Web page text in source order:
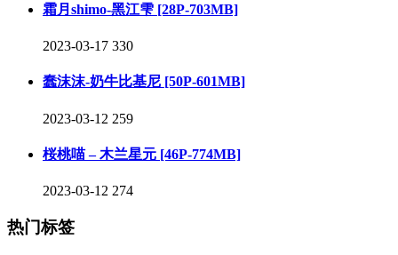
霜月shimo-黑江雫 [28P-703MB]
2023-03-17 330
蠢沫沫-奶牛比基尼 [50P-601MB]
2023-03-12 259
桜桃喵 – 木兰星元 [46P-774MB]
2023-03-12 274
热门标签